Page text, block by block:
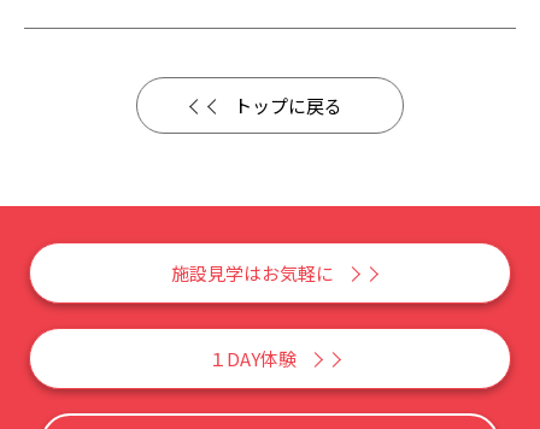
トップに戻る
施設見学はお気軽に
１DAY体験